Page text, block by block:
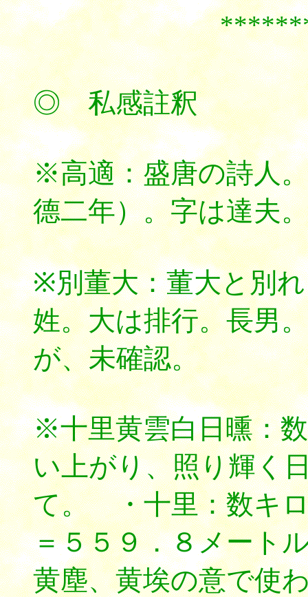
◎ 私感註釈
※高適：盛唐の詩人
德二年）。字は達夫
※別董大：董大と別
姓。大は排行。長男
が、未確認。
※十里黄雲白日曛：
い上がり、照り輝く
て。 ・十里：数キ
＝５５９．８メート
黄塵、黄埃の意で使